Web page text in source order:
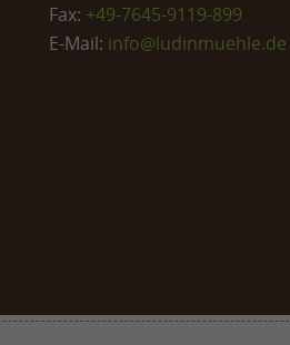
Fax: +49-7645-9119-899
E-Mail: info@ludinmuehle.de